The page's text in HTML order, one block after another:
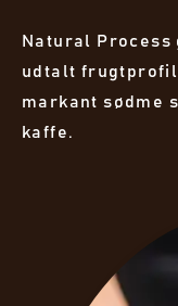
Natural Process
udtalt
markant sødme
kaffe.